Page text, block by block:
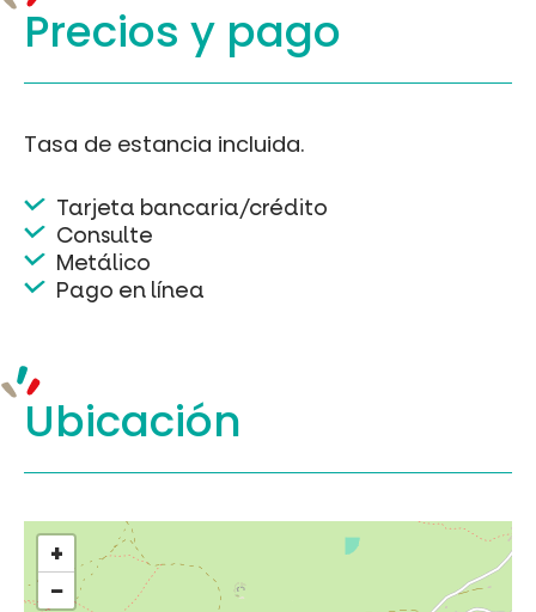
Precios y pago
Tasa de estancia incluida.
Tarjeta bancaria/crédito
Consulte
Metálico
Pago en línea
Ubicación
+
−